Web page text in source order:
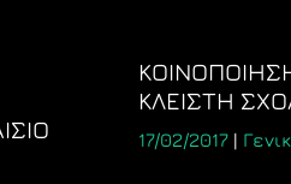
ΚΛΕΙΣΤΗ
17/02/2017 |